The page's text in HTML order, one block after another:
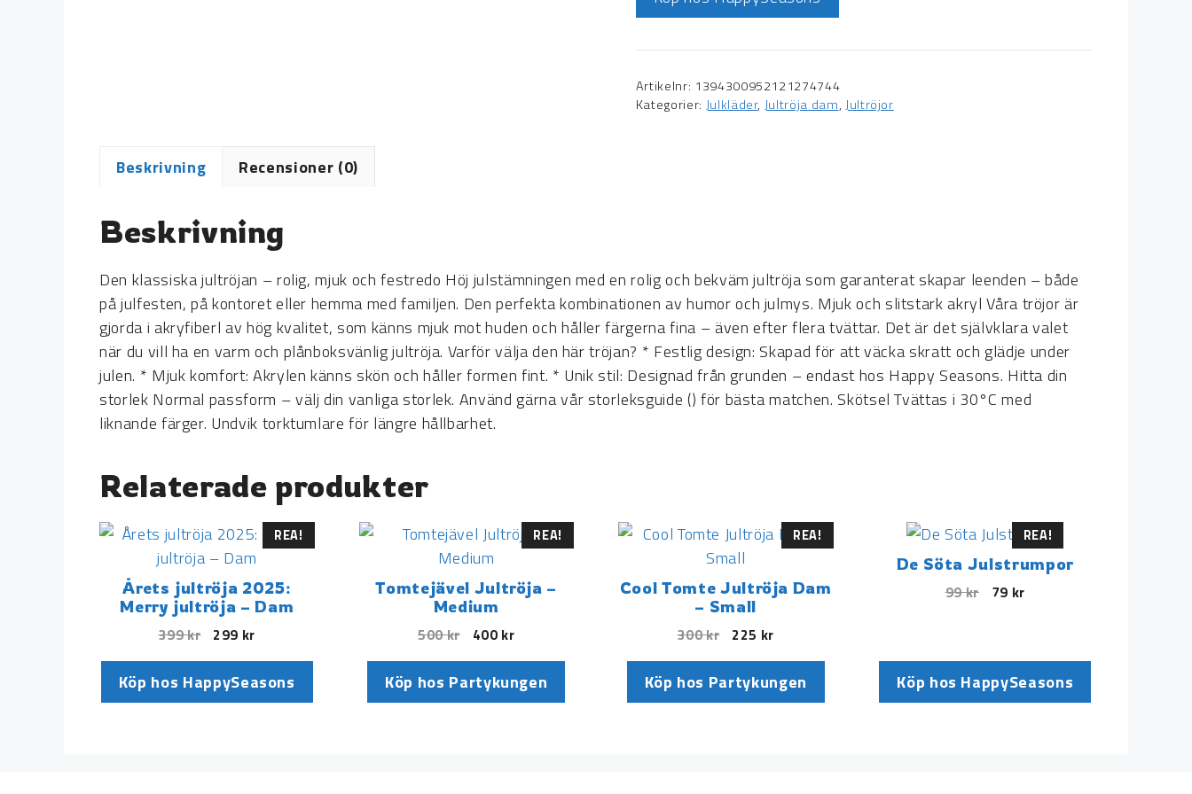
Artikelnr: 1394300952121274744
Kategorier: Julkläder, Jultröja dam, Jultröjor
Beskrivning Recensioner (0)
Beskrivning
Den klassiska jultröjan – rolig, mjuk och festredo Höj julstämningen med en rolig och bekväm jultröja som garanterat skapar leenden – både
på julfesten, på kontoret eller hemma med familjen. Den perfekta kombinationen av humor och julmys. Mjuk och slitstark akryl Våra tröjor är
gjorda i akryfiberl av hög kvalitet, som känns mjuk mot huden och håller färgerna fina – även efter flera tvättar. Det är det självklara valet
när du vill ha en varm och plånboksvänlig jultröja. Varför välja den här tröjan? * Festlig design: Skapad för att väcka skratt och glädje under
julen. * Mjuk komfort: Akrylen känns skön och håller formen fint. * Unik stil: Designad från grunden – endast hos Happy Seasons. Hitta din
storlek Normal passform – välj din vanliga storlek. Använd gärna vår storleksguide () för bästa matchen. Skötsel Tvättas i 30°C med
liknande färger. Undvik torktumlare för längre hållbarhet.
Relaterade produkter
REA!
Årets jultröja 2025:
Merry jultröja – Dam
399kr 299 kr
Köp hos HappySeasons
REA!
Tomtejävel Jultröja –
Medium
500kr 400 kr
Köp hos Partykungen
REA!
Cool Tomte Jultröja Dam
– Small
300kr 225 kr
Köp hos Partykungen
REA!
De Söta Julstrumpor
99kr 79 kr
Köp hos HappySeasons